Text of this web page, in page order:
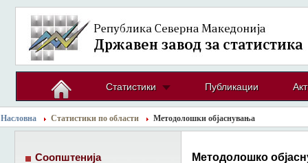
Статистики Публикации
Насловна Статистики по области Методолошки објаснувања
Методолошко
Соопштенија